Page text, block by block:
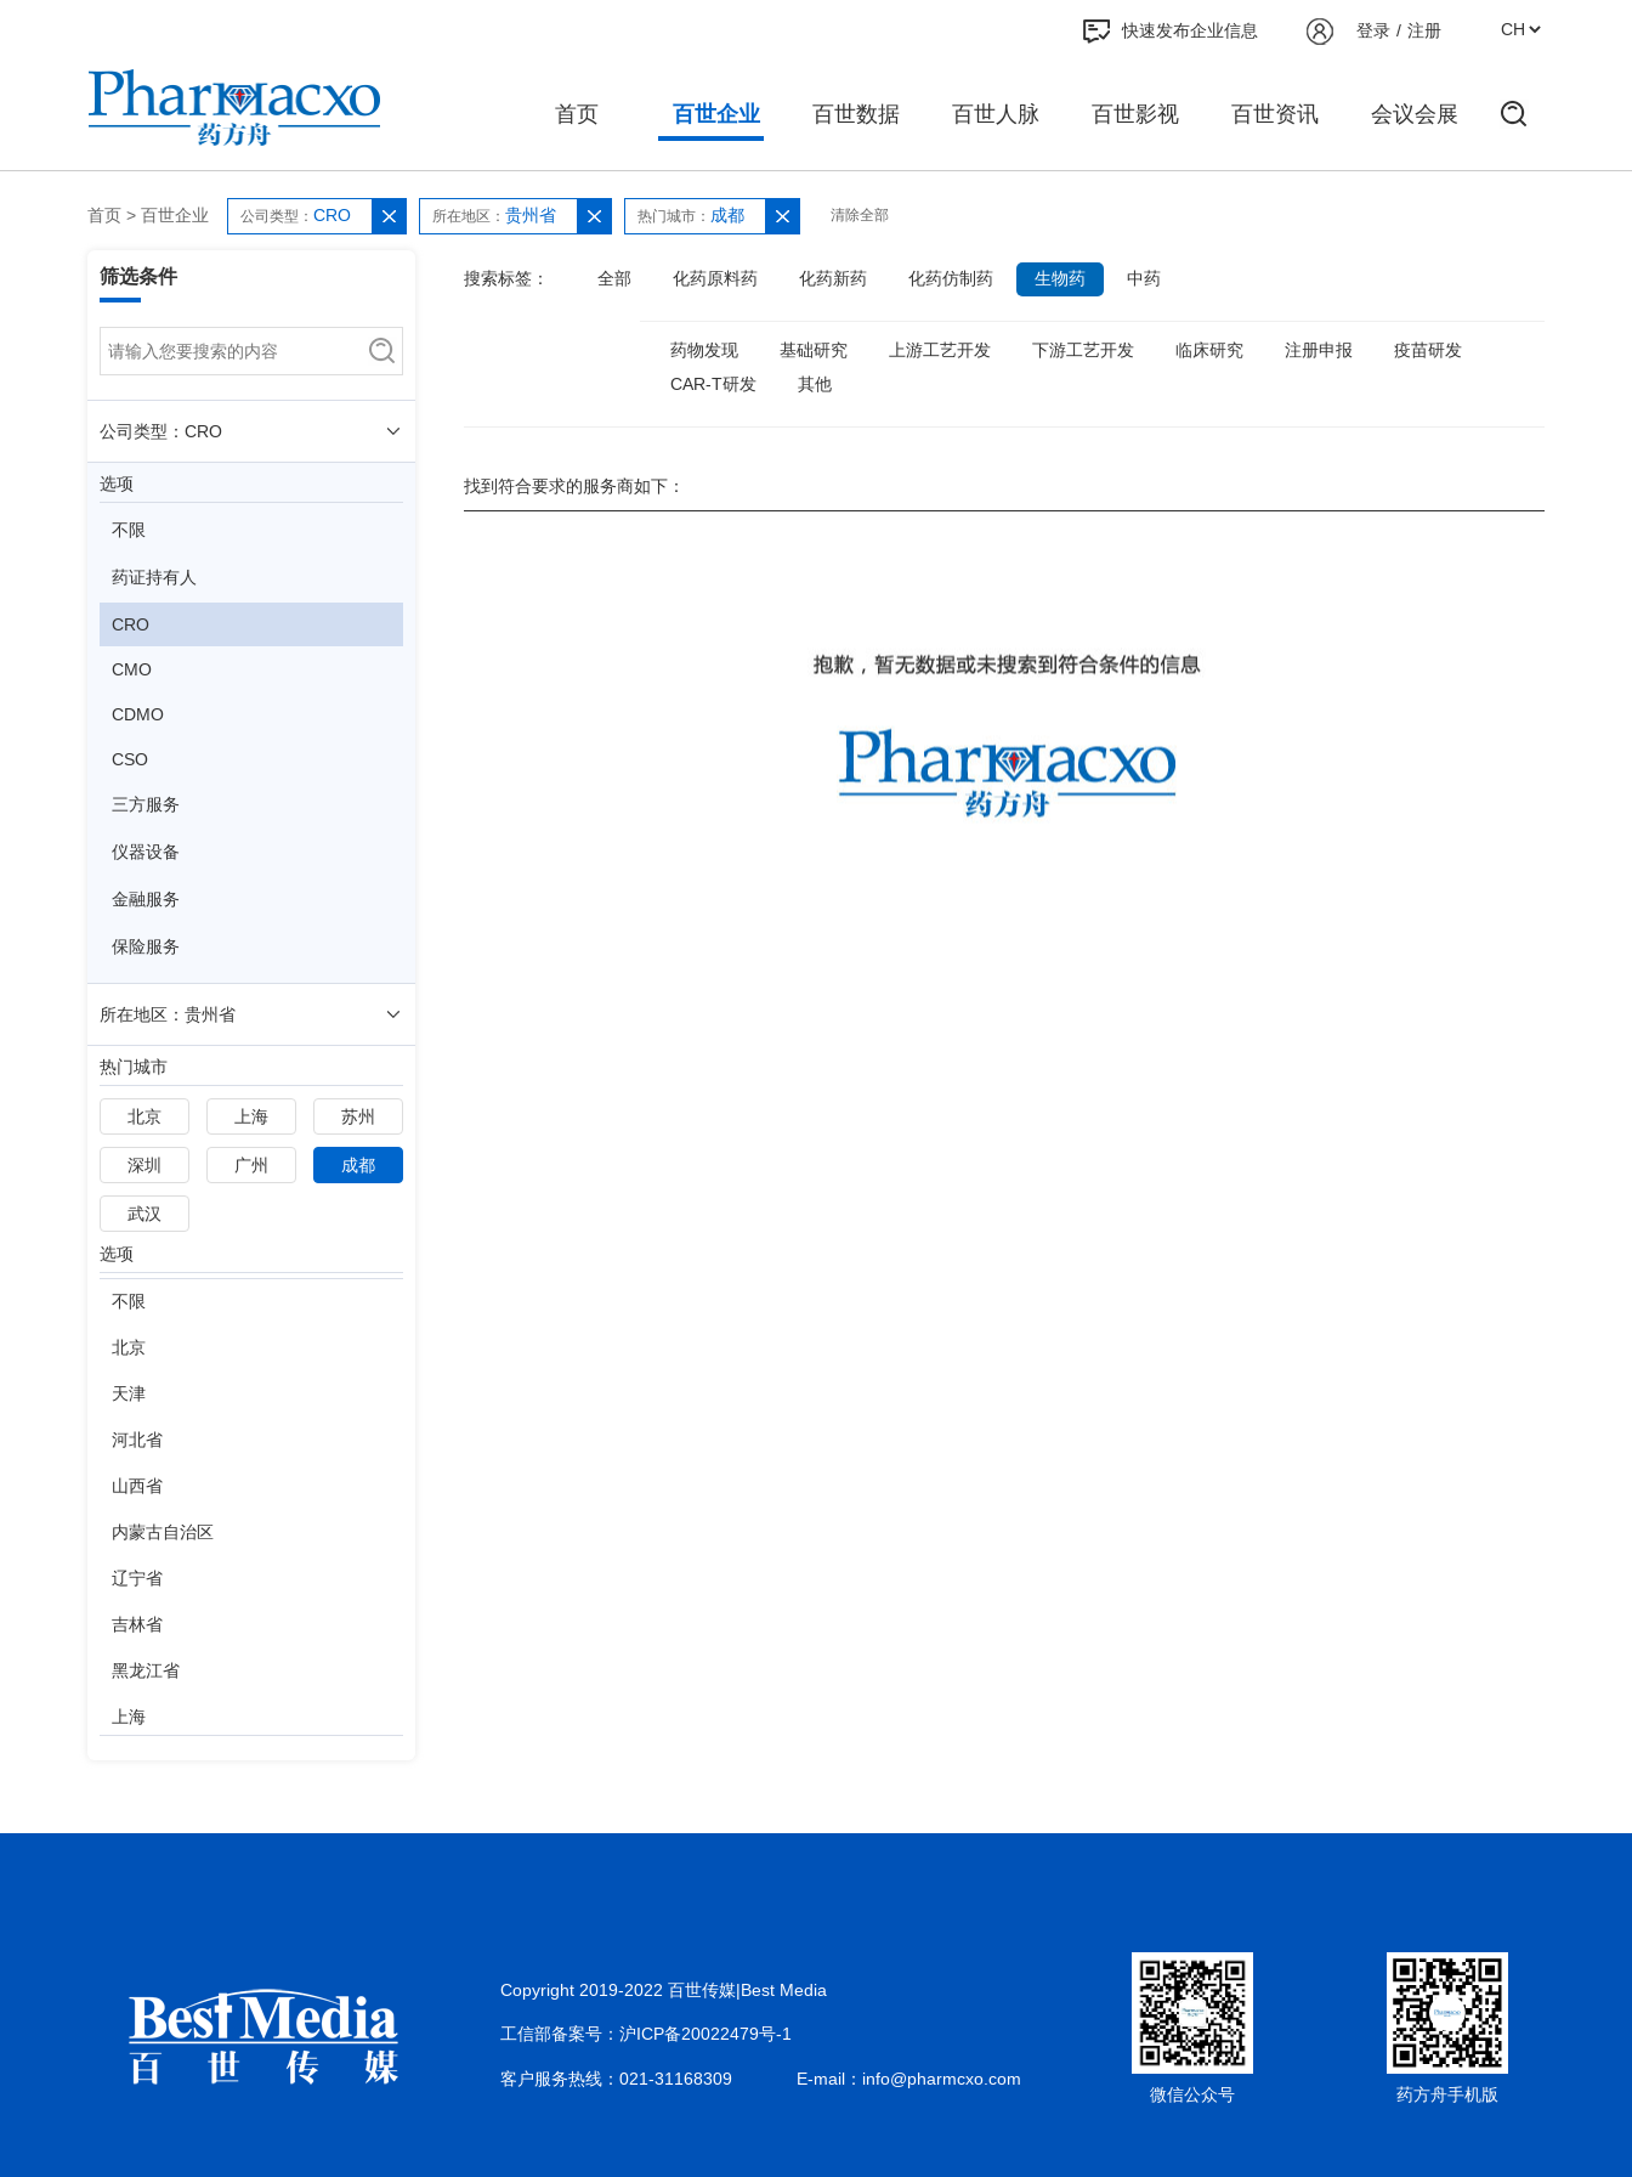
登录 / 注册
快速发布企业信息
首页 百世企业 百世数据 百世人脉 百世影视 百世资讯 会议会展
首页 > 百世企业 公司类型： CRO 所在地区： 贵州省 热门城市： 成都 清除全部
筛选条件
公司类型：CRO
选项
不限
药证持有人
CRO
CMO
CDMO
CSO
三方服务
仪器设备
金融服务
保险服务
所在地区：贵州省
热门城市
北京 上海 苏州
深圳 广州 成都
武汉
选项
不限
北京
天津
河北省
山西省
内蒙古自治区
辽宁省
吉林省
黑龙江省
上海
山东省
河南省
湖北省
搜索标签： 全部 化药原料药 化药新药 化药仿制药 生物药 中药
药物发现 基础研究 上游工艺开发 下游工艺开发 临床研究 注册申报
疫苗研发
CAR-T研发
其他
找到符合要求的服务商如下：
Copyright 2019-2022 百世传媒|Best Media
工信部备案号：沪ICP备20022479号-1
客户服务热线：021-31168309
E-mail：info@pharmcxo.com
微信公众号
药方舟手机版